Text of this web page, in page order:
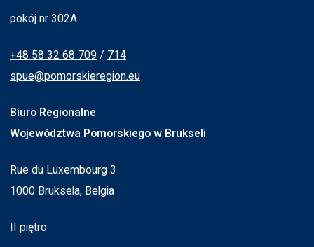
pokój nr 302A
+48 58 32 68 709 / 714
spue@pomorskieregion.eu
Biuro Regionalne
Województwa Pomorskiego w Brukseli
Rue du Luxembourg 3
1000 Bruksela, Belgia
II piętro